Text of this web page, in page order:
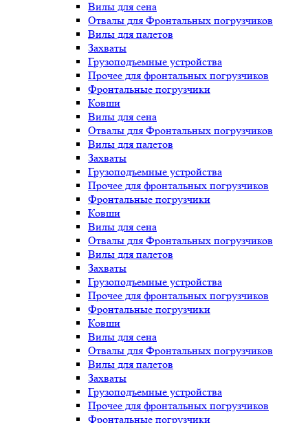
Вилы для сена
Отвалы для Фронтальных погрузчиков
Вилы для палетов
Захваты
Грузоподъемные устройства
Прочее для фронтальных погрузчиков
Фронтальные погрузчики
Ковши
Вилы для сена
Отвалы для Фронтальных погрузчиков
Вилы для палетов
Захваты
Грузоподъемные устройства
Прочее для фронтальных погрузчиков
Фронтальные погрузчики
Ковши
Вилы для сена
Отвалы для Фронтальных погрузчиков
Вилы для палетов
Захваты
Грузоподъемные устройства
Прочее для фронтальных погрузчиков
Фронтальные погрузчики
Ковши
Вилы для сена
Отвалы для Фронтальных погрузчиков
Вилы для палетов
Захваты
Грузоподъемные устройства
Прочее для фронтальных погрузчиков
Фронтальные погрузчики